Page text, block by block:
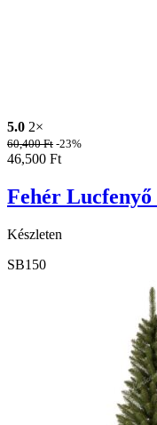
5.0 2×
60,400Ft -23%
46,500 Ft
Fehér Lucfenyő
Készleten
SB150